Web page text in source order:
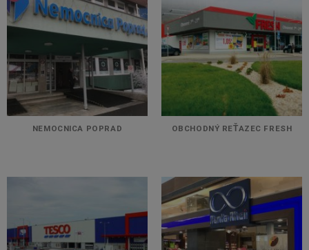
NEMOCNICA POPRAD OBCHODNÝ REŤAZEC FRESH